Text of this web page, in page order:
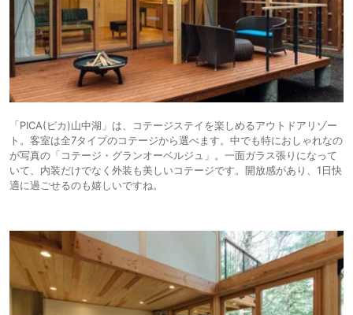
「PICA(ピカ)山中湖」は、コテージステイを楽しめるアウトドアリゾー
ト。客室は全7タイプのコテージから選べます。中でも特におしゃれなの
が写真の「コテージ・グランオーベルジュ」。一面ガラス張りになって
いて、内装だけでなく外装も美しいコテージです。開放感があり、1日快
適に過ごせるのも嬉しいですね。